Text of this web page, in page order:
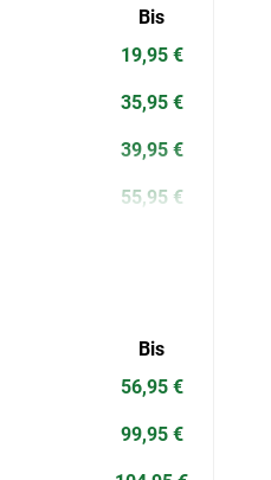
Bis
19,95 €
35,95 €
39,95 €
55,95 €
Bis
56,95 €
99,95 €